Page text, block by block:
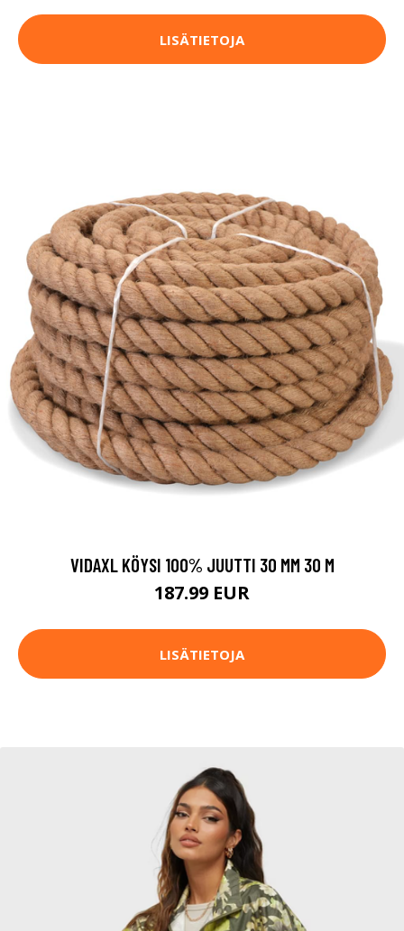
LISÄTIETOJA
VIDAXL KÖYSI 100% JUUTTI 30 MM 30 M
187.99 EUR
LISÄTIETOJA